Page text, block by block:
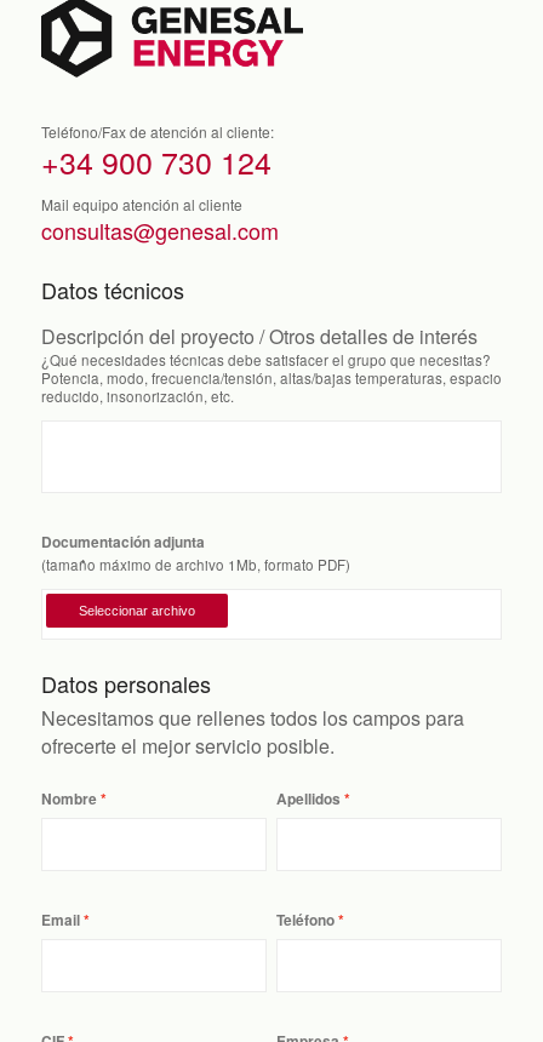
Teléfono/Fax de atención al cliente:
+34 900 730 124
Mail equipo atención al cliente
consultas@genesal.com
Datos técnicos
Descripción del proyecto / Otros detalles de interés
¿Qué necesidades técnicas debe satisfacer el grupo que necesitas?
Potencia, modo, frecuencia/tensión, altas/bajas temperaturas, espacio
reducido, insonorización, etc.
Documentación adjunta
(tamaño máximo de archivo 1Mb, formato PDF)
Datos personales
Necesitamos que rellenes todos los campos para
ofrecerte el mejor servicio posible.
Nombre Apellidos
Email Teléfono